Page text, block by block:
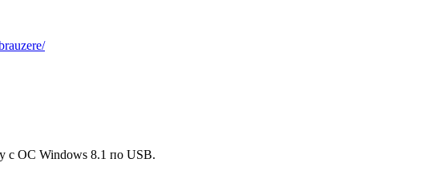
с ОС Windows 8.1 по USB.